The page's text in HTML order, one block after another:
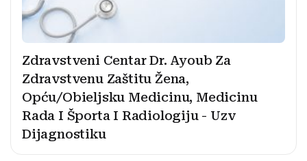
Zdravstveni Centar Dr. Ayoub Za
Zdravstvenu Zaštitu Žena,
Opću/Obieljsku Medicinu, Medicinu
Rada I Športa I Radiologiju - Uzv
Dijagnostiku